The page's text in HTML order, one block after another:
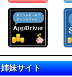
姉妹サイト